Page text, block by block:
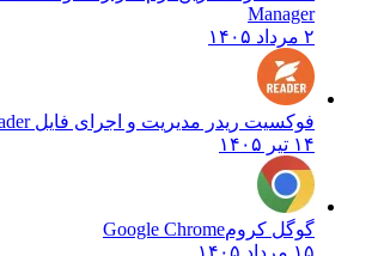
Manager
فوکسیت ریدر مدیریت و اجرای فایل PDFReader
گوگل کرومGoogle Chrome